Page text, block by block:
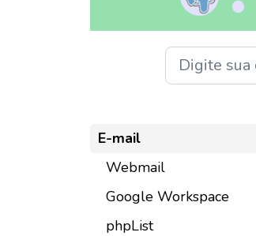
E-mail
Webmail
Google Workspace
phpList